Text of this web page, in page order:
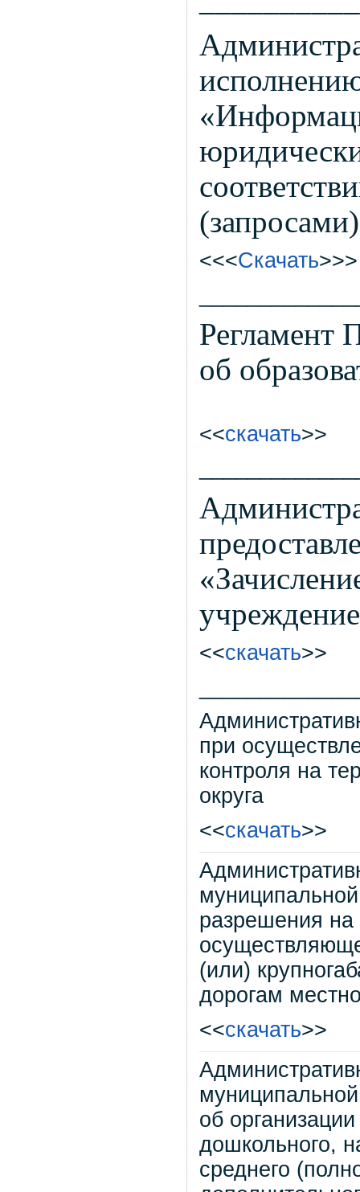
<<<Скачать
Регламент
об
<<скачать>>
<<скачать>>
при
контроля на
округа
<<скачать>>
разрешения на
(или)
дорогам
<<скачать>>
об
дошкольного,
среднего